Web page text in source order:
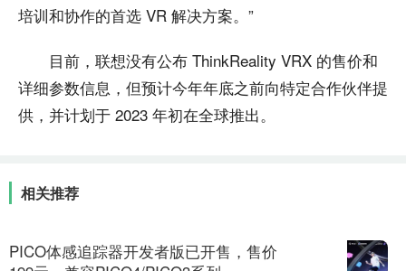
培训和协作的首选 VR 解决方案。”
目前，联想没有公布 ThinkReality VRX 的售价和
详细参数信息，但预计今年年底之前向特定合作伙伴提
供，并计划于 2023 年初在全球推出。
相关推荐
PICO体感追踪器开发者版已开售，售价